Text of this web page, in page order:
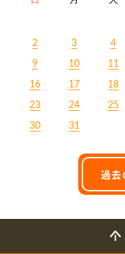
2 3 4
9 10 11
16 17 18
23 24 25
30 31
過去